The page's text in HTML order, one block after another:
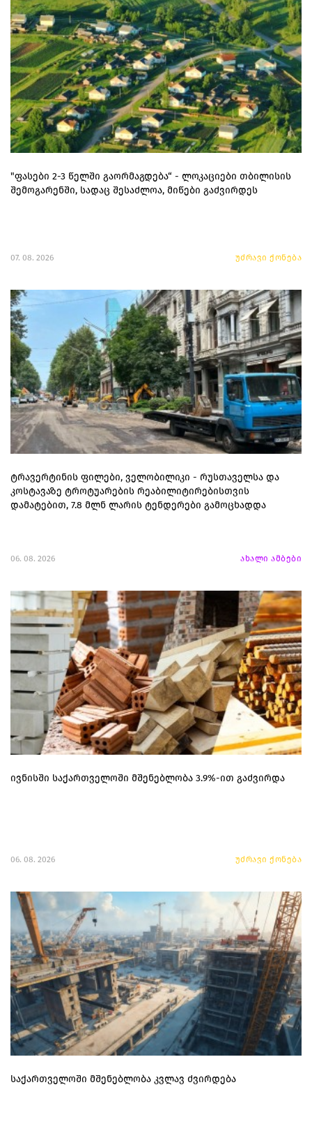
"ფასები 2-3 წელში გაორმაგდება“ - ლოკაციები თბილისის
შემოგარენში, სადაც შესაძლოა, მიწები გაძვირდეს
07. 08. 2026 უძრავი ქონება
ტრავერტინის ფილები, ველობილიკი - რუსთაველსა და
კოსტავაზე ტროტუარების რეაბილიტირებისთვის
დამატებით, 7.8 მლნ ლარის ტენდერები გამოცხადდა
06. 08. 2026 ახალი ამბები
ივნისში საქართველოში მშენებლობა 3.9%-ით გაძვირდა
06. 08. 2026 უძრავი ქონება
საქართველოში მშენებლობა კვლავ ძვირდება